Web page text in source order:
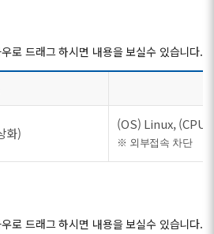
로 드래그 하시면 내용을 보실수 있습니다.
화)
(OS) Linux, (CPU)
※ 외부접속 차단
로 드래그 하시면 내용을 보실수 있습니다.